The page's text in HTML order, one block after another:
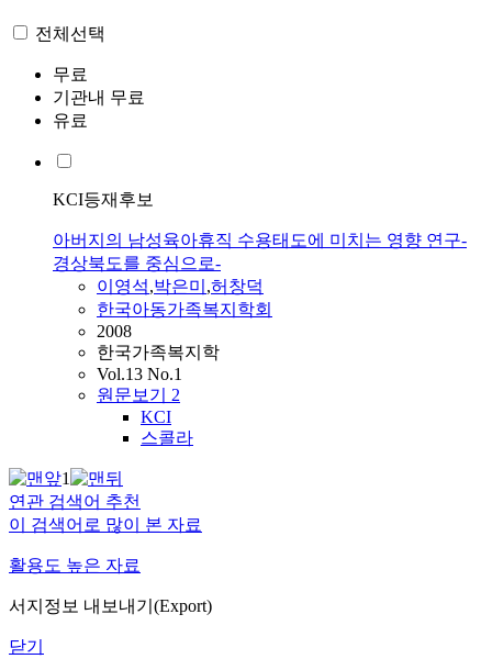
전체선택
무료
기관내 무료
유료
KCI등재후보
아버지의 남성육아휴직 수용태도에 미치는 영향 연구-
경상북도를 중심으로-
이영석,박은미 ,허창덕
한국아동가족복지학회
2008
한국가족복지학
Vol.13 No.1
원문보기 2
KCI
스콜라
1
연관 검색어 추천
이 검색어로 많이 본 자료
활용도 높은 자료
서지정보 내보내기(Export)
닫기